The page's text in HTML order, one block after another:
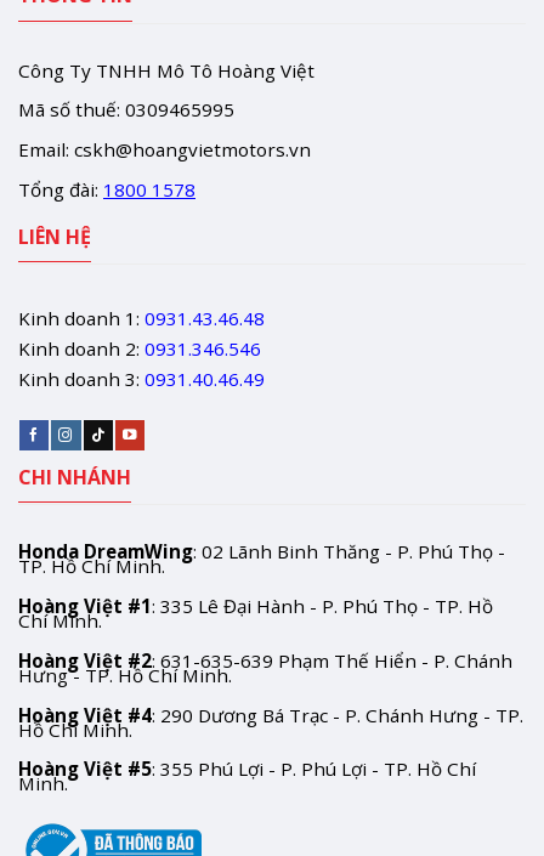
Công Ty TNHH Mô Tô Hoàng Việt
Mã số thuế: 0309465995
Email: cskh@hoangvietmotors.vn
Tổng đài: 1800 1578
LIÊN HỆ
Kinh doanh 1: 0931.43.46.48
Kinh doanh 2: 0931.346.546
Kinh doanh 3: 0931.40.46.49
CHI NHÁNH
Honda DreamWing: 02 Lãnh Binh Thăng - P. Phú Thọ -
TP. Hồ Chí Minh.
Hoàng Việt #1: 335 Lê Đại Hành - P. Phú Thọ - TP. Hồ
Chí Minh.
Hoàng Việt #2: 631-635-639 Phạm Thế Hiển - P. Chánh
Hưng - TP. Hồ Chí Minh.
Hoàng Việt #4: 290 Dương Bá Trạc - P. Chánh Hưng - TP.
Hồ Chí Minh.
Hoàng Việt #5: 355 Phú Lợi - P. Phú Lợi - TP. Hồ Chí
Minh.